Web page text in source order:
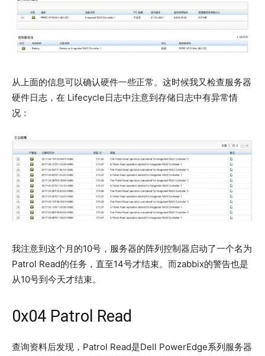
从上面的信息可以确认硬件一些正常。这时候我又检查服务器
硬件日志，在 Lifecycle日志中注意到存储日志中有异常情
况：
我注意到这个月的10号，服务器的阵列控制器启动了一个名为
Patrol Read的任务，直至14号才结束。而zabbix的警告也是
从10号到今天才结束。
0x04 Patrol Read
查询资料后发现，Patrol Read是Dell PowerEdge系列服务器